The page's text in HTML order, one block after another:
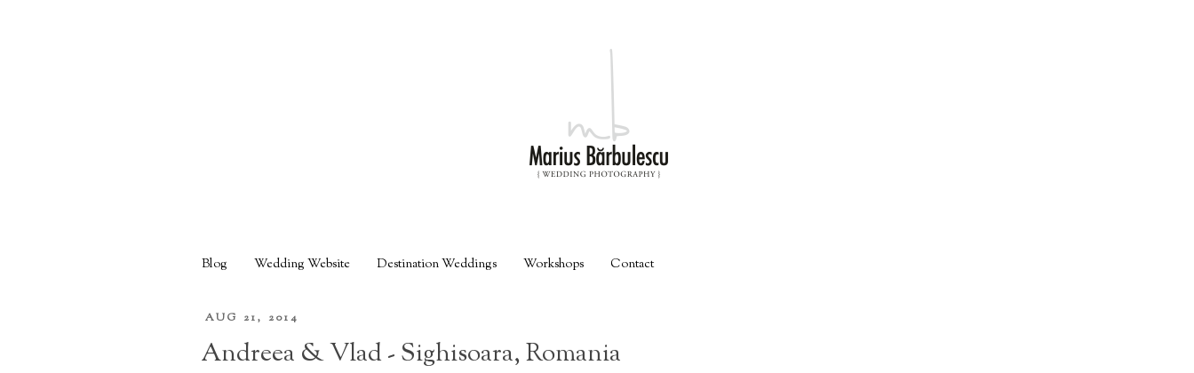
Blog Wedding Website Destination Weddings Workshops Contact
AUG 21, 2014
Andreea & Vlad - Sighisoara, Romania